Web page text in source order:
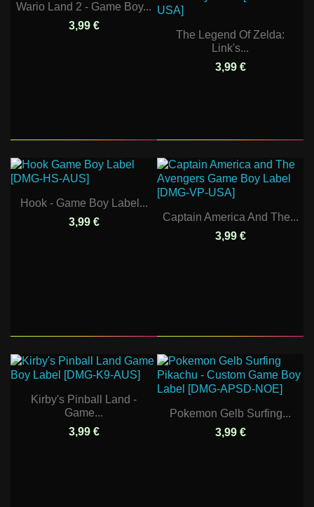
Wario Land 2 - Game Boy...
3,99 €
The Legend Of Zelda:
Link's...
3,99 €
Hook - Game Boy Label...
3,99 €
Captain America And The...
3,99 €
Kirby's Pinball Land -
Game...
3,99 €
Pokemon Gelb Surfing...
3,99 €